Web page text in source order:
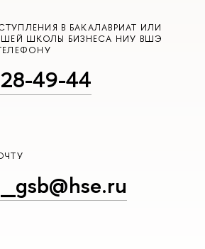
В БАКАЛАВРИАТ ИЛИ
ШКОЛЫ БИЗНЕСА НИУ ВШЭ
49-44